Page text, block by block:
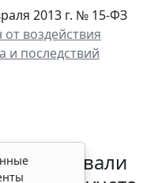
2013 г. № 15-ФЗ
воздействия
и последствий